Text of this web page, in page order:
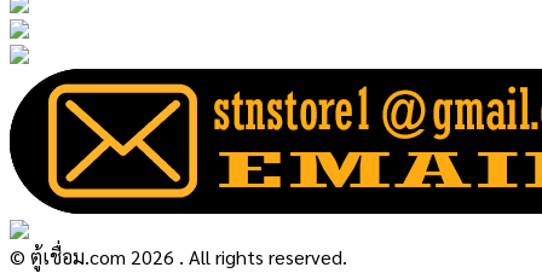
© ตู้เชื่อม.com 2026 . All rights reserved.